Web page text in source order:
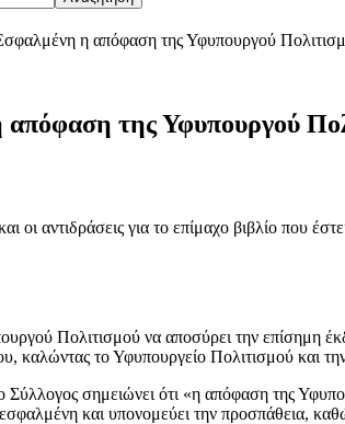
η απόφαση της Υφυπουργού
της Υφυπουργού
οι αντιδράσεις για το επίμαχο βιβλίο που
Πολιτισμού να αποσύρει την επίσημη
καλώντας το Υφυπουργείο Πολιτισμού και
σημειώνει ότι «η απόφαση της
εσφαλμένη και υπονομεύει την προσπάθεια,